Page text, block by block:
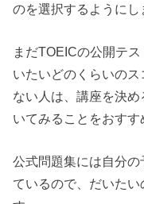
のを選択するようにし
まだTOEICの公開テ
いたいどのくらいの
ない人は、講座を決
いてみることをおすす
公式問題集には自分
ているので、だいた